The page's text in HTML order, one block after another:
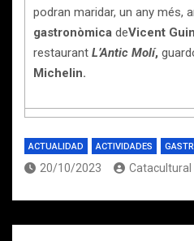
podran maridar, un any més,
gastronòmica deVicent
restaurant L’Antic Molí,
Michelin.
ACTUALIDAD ACTIVIDADES
20/10/2023 Catacultural